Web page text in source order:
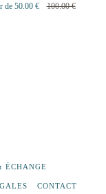
de 50.00 € 100.00 €
ÉCHANGE
CONTACT